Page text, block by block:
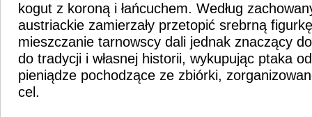
kogut z koroną i łańcuchem. Według
austriackie zamierzały przetopić srebrną
mieszczanie tarnowscy dali jednak znaczący
do tradycji i własnej historii, wykupując ptaka
pieniądze pochodzące ze zbiórki,
cel.